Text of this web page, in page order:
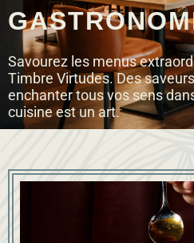
Savourez les menus
Timbre Virtudes. Des
enchanter tous vos sens
cuisine est un art.